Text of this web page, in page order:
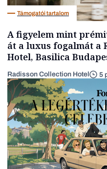
Támogatói tartalom
A figyelem mint
át a luxus fogalmát a
Hotel, Basilica
Radisson Collection Hotel 5